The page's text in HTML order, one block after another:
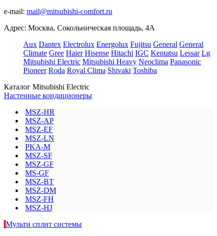
e-mail: mail@mitsubishi-comfort.ru
Адрес: Москва, Сокольническая площадь, 4А
Aux Dantex Electrolux Energolux Fujitsu General General
Climate Gree Haier Hisense Hitachi IGC Kentatsu Lessar Lg
Mitsubishi Electric Mitsubishi Heavy Neoclima Panasonic
Pioneer Roda Royal Clima Shivaki Toshiba
Каталог Mitsubishi Electric
Настенные кондиционеры
MSZ-HR
MSZ-AP
MSZ-EF
MSZ-LN
PKA-M
MSZ-SF
MSZ-GF
MS-GF
MSZ-BT
MSZ-DM
MSZ-FH
MSZ-HJ
Мульти сплит системы